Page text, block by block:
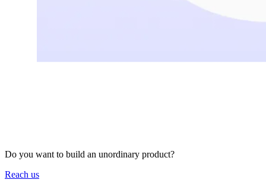
Do you want to build an unordinary product?
Reach us